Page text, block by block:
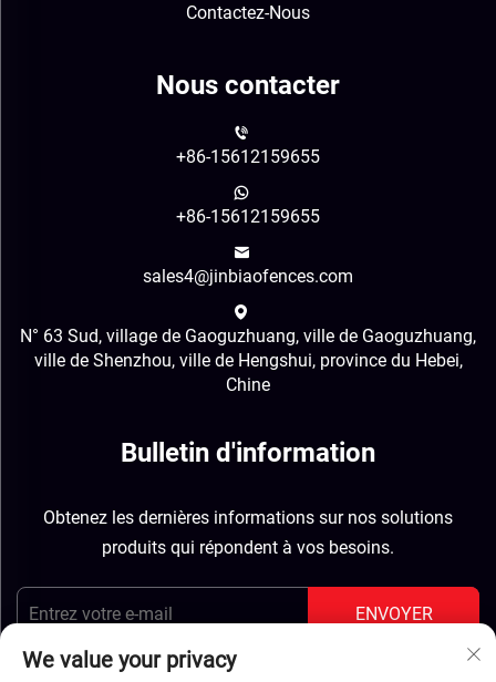
Contactez-Nous
Nous contacter
+86-15612159655
+86-15612159655
sales4@jinbiaofences.com
N° 63 Sud, village de Gaoguzhuang, ville de Gaoguzhuang,
ville de Shenzhou, ville de Hengshui, province du Hebei,
Chine
Bulletin d'information
Obtenez les dernières informations sur nos solutions
produits qui répondent à vos besoins.
ENVOYER
We value your privacy